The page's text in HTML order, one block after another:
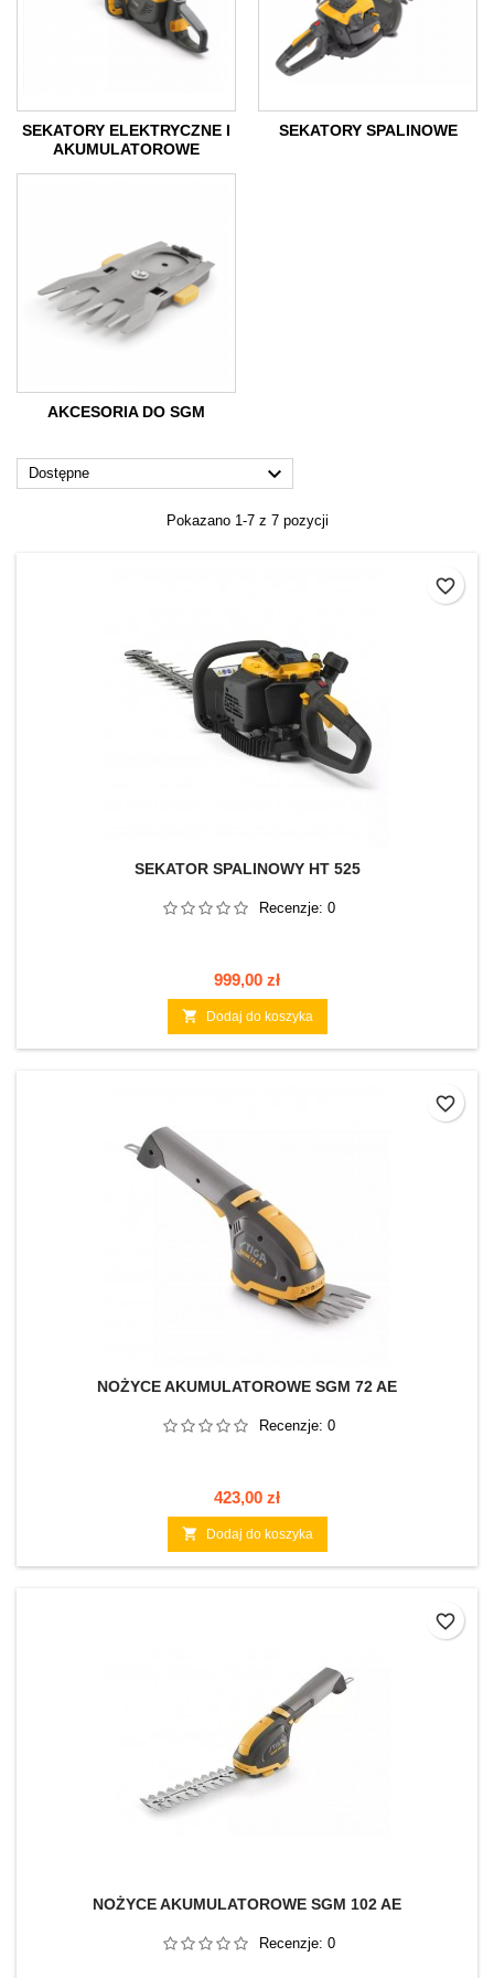
SEKATORY ELEKTRYCZNE I
AKUMULATOROWE
SEKATORY SPALINOWE
AKCESORIA DO SGM
Dostępne 
Pokazano 1-7 z 7 pozycji
SEKATOR SPALINOWY HT 525
Recenzje: 0
Cena
999,00 zł
 Dodaj do koszyka
favorite_border
NOŻYCE AKUMULATOROWE SGM 72 AE
Recenzje: 0
Cena
423,00 zł
 Dodaj do koszyka
favorite_border
NOŻYCE AKUMULATOROWE SGM 102 AE
Recenzje: 0
favorite_border